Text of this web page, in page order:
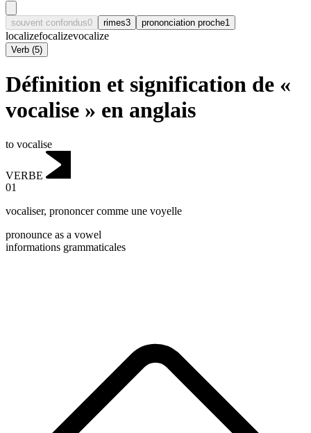
souvent confondus0 rimes3 prononciation proche1
localizefocalizevocalize
Verb (5)
Définition et signification de «
vocalise » en anglais
to vocalise
VERBE
01
vocaliser, prononcer comme une voyelle
pronounce as a vowel
informations grammaticales